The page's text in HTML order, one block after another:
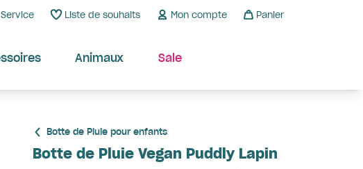
Service Liste de souhaits Mon compte Panier
Animaux Sale
Botte de Pluie pour enfants
Botte de Pluie Vegan Puddly Lapin